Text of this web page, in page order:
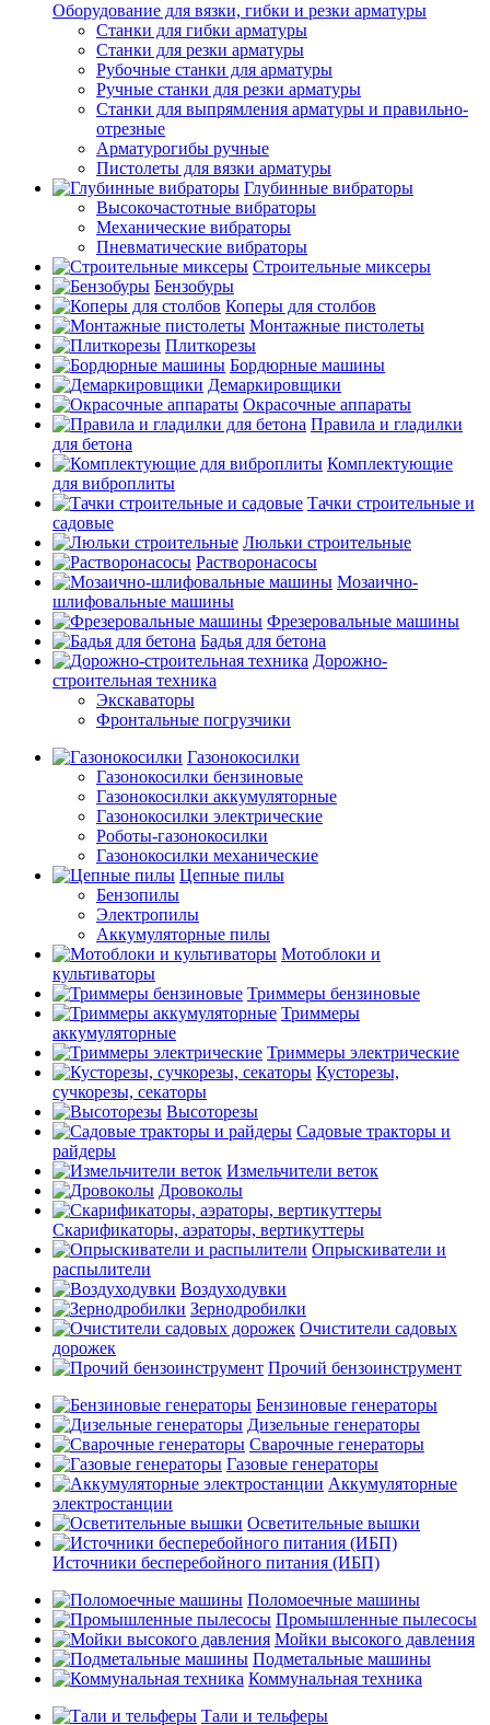
Оборудование для вязки, гибки и резки арматуры
Станки для гибки арматуры
Станки для резки арматуры
Рубочные станки для арматуры
Ручные станки для резки арматуры
Станки для выпрямления арматуры и правильно-
отрезные
Арматурогибы ручные
Пистолеты для вязки арматуры
Глубинные вибраторы
Высокочастотные вибраторы
Механические вибраторы
Пневматические вибраторы
Строительные миксеры
Бензобуры
Коперы для столбов
Монтажные пистолеты
Плиткорезы
Бордюрные машины
Демаркировщики
Окрасочные аппараты
Правила и гладилки
для бетона
Комплектующие
для виброплиты
Тачки строительные и
садовые
Люльки строительные
Растворонасосы
Мозаично-
шлифовальные машины
Фрезеровальные машины
Бадья для бетона
Дорожно-
строительная техника
Экскаваторы
Фронтальные погрузчики
Газонокосилки
Газонокосилки бензиновые
Газонокосилки аккумуляторные
Газонокосилки электрические
Роботы-газонокосилки
Газонокосилки механические
Цепные пилы
Бензопилы
Электропилы
Аккумуляторные пилы
Мотоблоки и
культиваторы
Триммеры бензиновые
Триммеры
аккумуляторные
Триммеры электрические
Кусторезы,
сучкорезы, секаторы
Высоторезы
Садовые тракторы и
райдеры
Измельчители веток
Дровоколы
Скарификаторы, аэраторы, вертикуттеры
Опрыскиватели и
распылители
Воздуходувки
Зернодробилки
Очистители садовых
дорожек
Прочий бензоинструмент
Бензиновые генераторы
Дизельные генераторы
Сварочные генераторы
Газовые генераторы
Аккумуляторные
электростанции
Осветительные вышки
Источники бесперебойного питания (ИБП)
Поломоечные машины
Промышленные пылесосы
Мойки высокого давления
Подметальные машины
Коммунальная техника
Тали и тельферы